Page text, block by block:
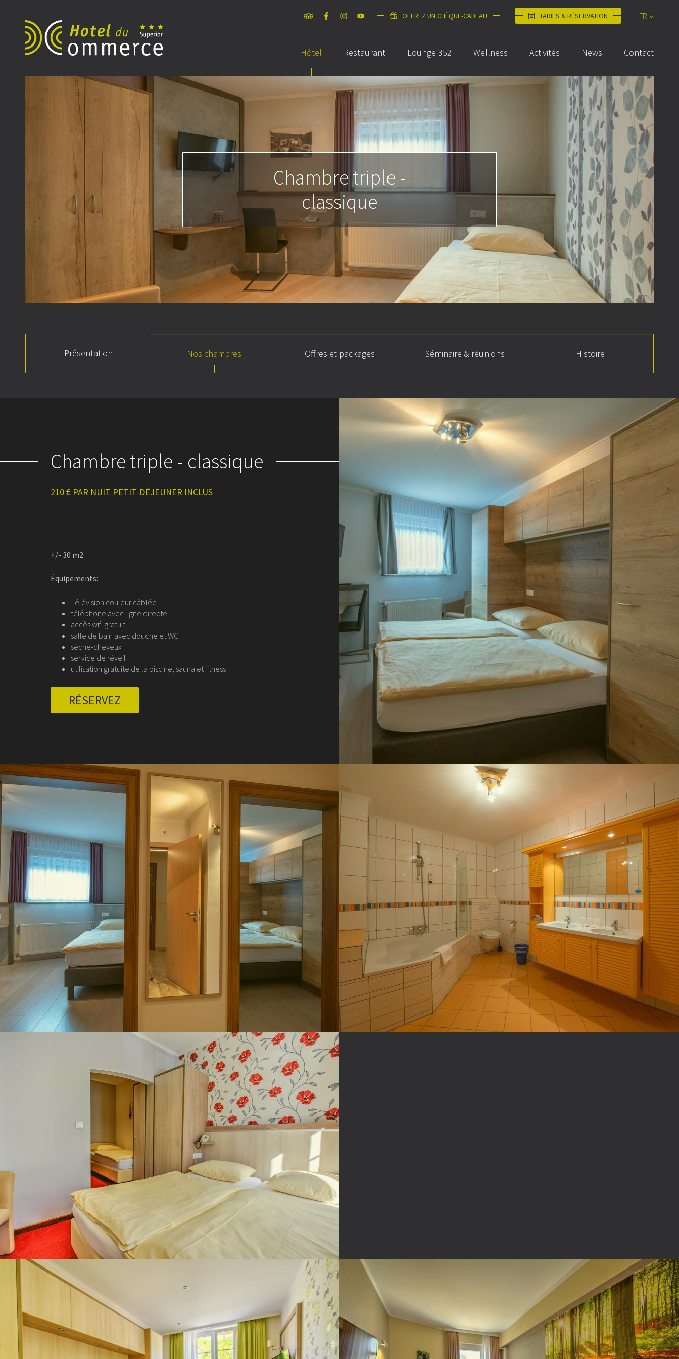
OFFREZ UN CHÈQUE-CADEAU TARIFS & RÉSERVATION
FR
NL
EN
Hôtel Restaurant Lounge 352 Wellness Activités News Contact
Chambre triple -
classique
Présentation Nos chambres Offres et packages Séminaire & réunions Histoire
Chambre triple - classique
210 € PAR NUIT PETIT-DÉJEUNER INCLUS
-
+/- 30 m2
Équipements:
Télévision couleur câblée
téléphone avec ligne directe
accès wifi gratuit
salle de bain avec douche et WC
sèche-cheveux
service de réveil
utilisation gratuite de la piscine, sauna et fitness
RÉSERVEZ